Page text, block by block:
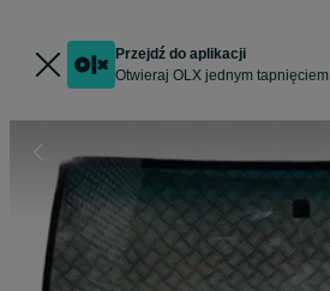
Przejdź do aplikacji
Otwieraj OLX jednym tapnięciem